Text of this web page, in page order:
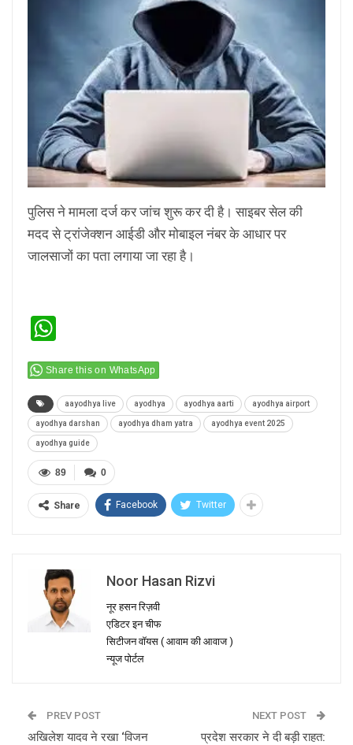
पुलिस ने मामला दर्ज कर जांच शुरू कर दी है। साइबर सेल की
मदद से ट्रांजेक्शन आईडी और मोबाइल नंबर के आधार पर
जालसाजों का पता लगाया जा रहा है।
Share this on WhatsApp
aayodhya live ayodhya ayodhya aarti ayodhya airport
ayodhya darshan ayodhya dham yatra ayodhya event 2025
ayodhya guide
0
89
Share Facebook Twitter
Noor Hasan Rizvi
नूर हसन रिज़वी
एडिटर इन चीफ
सिटीजन वॉयस ( आवाम की आवाज )
न्यूज पोर्टल
PREV POST
अखिलेश यादव ने रखा ‘विजन
NEXT POST
प्रदेश सरकार ने दी बड़ी राहत: